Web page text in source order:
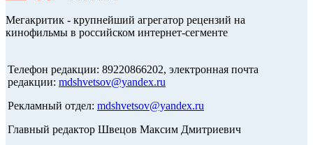
Мегакритик - крупнейший агрегатор рецензий на
кинофильмы в российском интернет-сегменте
Телефон редакции: 89220866202, электронная почта
редакции: mdshvetsov@yandex.ru
Рекламный отдел: mdshvetsov@yandex.ru
Главный редактор Швецов Максим Дмитриевич